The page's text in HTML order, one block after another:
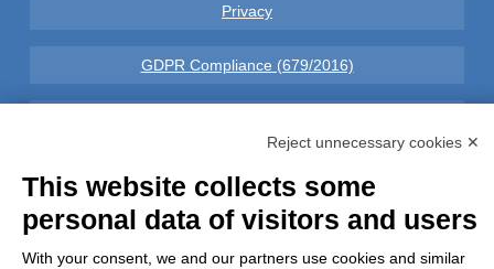
Privacy
GDPR Compliance (679/2016)
Refunds and Indemnities
Contacts
Reject unnecessary cookies ✕
This website collects some
personal data of visitors and users
With your consent, we and our partners use cookies and similar